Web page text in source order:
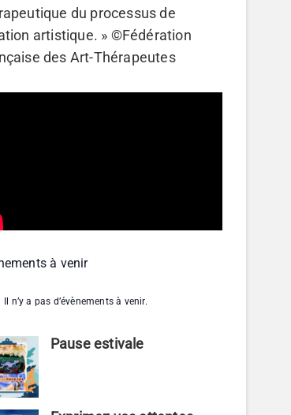
du processus de
artistique. » ©Fédération
des Art-Thérapeutes
à venir
Il n’y a pas d’évènements à venir.
Pause estivale